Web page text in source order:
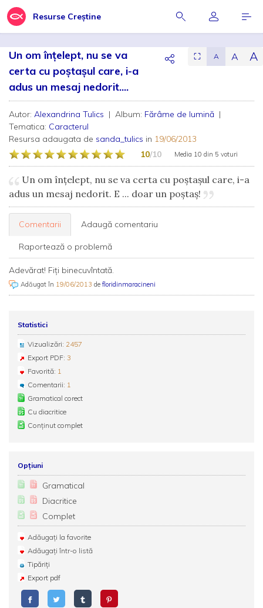
Resurse Creștine
Un om înţelept, nu se va
certa cu poştaşul care, i-a
adus un mesaj nedorit....
⛶ A A A
Autor: Alexandrina Tulics | Album: Fărâme de lumină |
Tematica: Caracterul
Resursa adaugata de sanda_tulics in 19/06/2013
10/10 Media 10 din 5 voturi
Un om înţelept, nu se va certa cu poştaşul care, i-a
adus un mesaj nedorit. E ... doar un poştaş!
Comentarii Adaugă comentariu
Raportează o problemă
Adevărat! Fiţi binecuvîntată.
Adăugat în 19/06/2013 de floridinmaracineni
Statistici
Vizualizări: 2457
Export PDF: 3
Favorită: 1
Comentarii: 1
Gramatical corect
Cu diacritice
Conținut complet
Opțiuni
Gramatical
Diacritice
Complet
Adăugați la favorite
Adăugați într-o listă
Tipăriți
Export pdf